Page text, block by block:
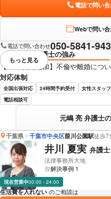
電話で問い
Webで問い
電話で問い合わせ050-5841-
弁護士の強み
【LINE友達追加】不倫や離婚につ
対応体制
全国出張対応 24時間予約受付 女性スタッ
電話相談可
元嶋 亮 弁護士
視覚的に省略されている要素を
もっと見る
千葉県 千葉市中央区葭川公園駅徒歩7
井川 夏実 弁護士
法律事務所大地
解決事例 1
現在営業中00:00 - 24:00
生活費を入れない のご相談は